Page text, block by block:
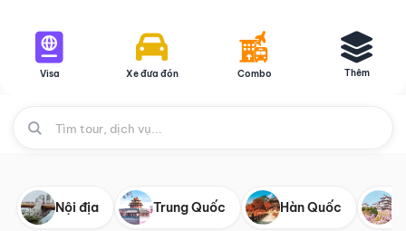
Visa Xe đưa đón Combo Thêm
Nội địa Trung Quốc Hàn Quốc